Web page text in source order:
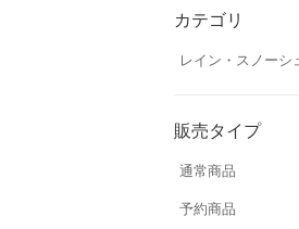
カテゴリ
レイン・スノーシ
販売タイプ
通常商品
予約商品